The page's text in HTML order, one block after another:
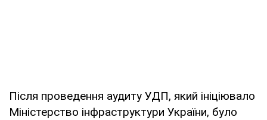
Після проведення аудиту УДП, який ініціювало
Міністерство інфраструктури України, було